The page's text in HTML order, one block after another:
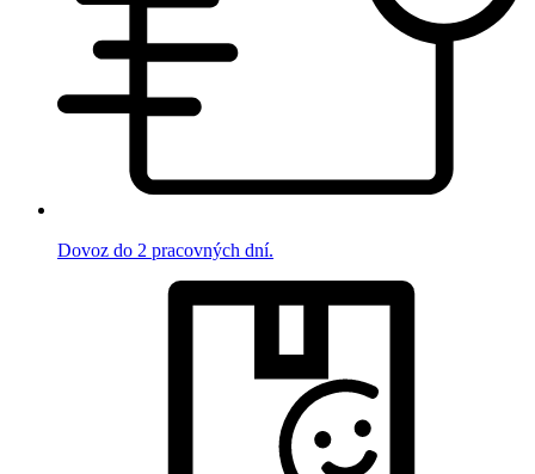
Dovoz do 2 pracovných dní.